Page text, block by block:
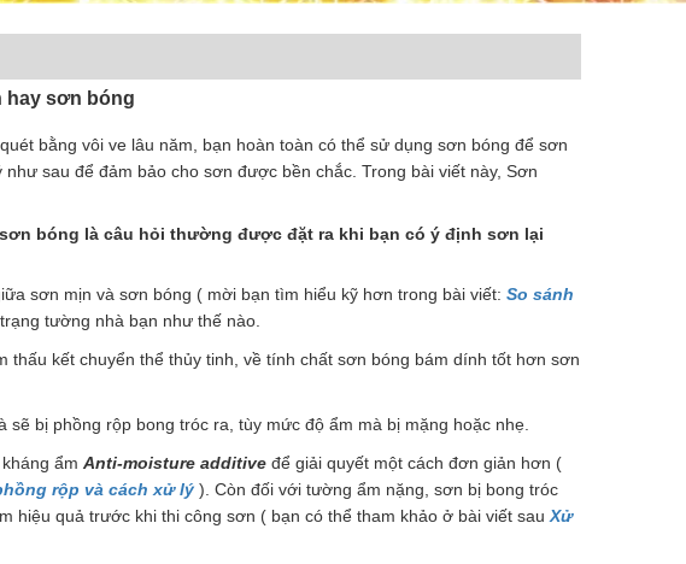
hay sơn bóng
bằng vôi ve lâu năm, bạn hoàn toàn có thể sử dụng sơn bóng để sơn
sau để đảm bảo cho sơn được bền chắc. Trong bài viết này, Sơn
bóng là câu hỏi thường được đặt ra khi bạn có ý định sơn lại
sơn mịn và sơn bóng ( mời bạn tìm hiểu kỹ hơn trong bài viết: So sánh
tường nhà bạn như thế nào.
kết chuyển thể thủy tinh, về tính chất sơn bóng bám dính tốt hơn sơn
bị phồng rộp bong tróc ra, tùy mức độ ẩm mà bị mặng hoặc nhẹ.
ẩm Anti-moisture additive để giải quyết một cách đơn giản hơn (
rộp và cách xử lý ). Còn đối với tường ẩm nặng, sơn bị bong tróc
hiệu quả trước khi thi công sơn ( bạn có thể tham khảo ở bài viết sauXử